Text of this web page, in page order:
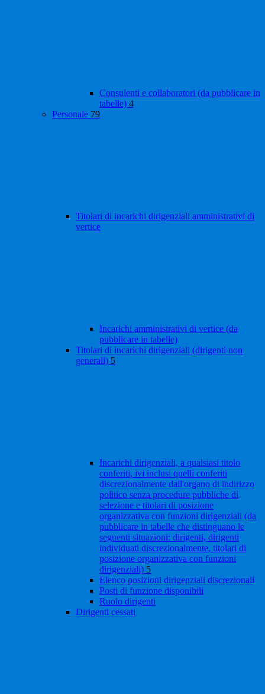
Consulenti e collaboratori (da pubblicare in
tabelle) 4
Personale 79
Titolari di incarichi dirigenziali amministrativi di
vertice
Incarichi amministrativi di vertice (da
pubblicare in tabelle)
Titolari di incarichi dirigenziali (dirigenti non
generali) 5
Incarichi dirigenziali, a qualsiasi titolo
conferiti, ivi inclusi quelli conferiti
discrezionalmente dall'organo di indirizzo
politico senza procedure pubbliche di
selezione e titolari di posizione
organizzativa con funzioni dirigenziali (da
pubblicare in tabelle che distinguano le
seguenti situazioni: dirigenti, dirigenti
individuati discrezionalmente, titolari di
posizione organizzativa con funzioni
dirigenziali) 5
Elenco posizioni dirigenziali discrezionali
Posti di funzione disponibili
Ruolo dirigenti
Dirigenti cessati